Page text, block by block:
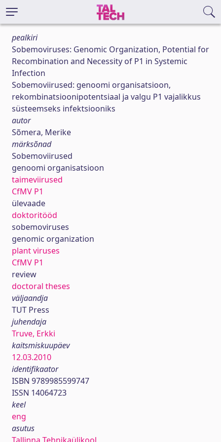
pealkiri
Sobemoviruses: Genomic Organization, Potential for
Recombination and Necessity of P1 in Systemic
Infection
Sobemoviirused: genoomi organisatsioon,
rekombinatsioonipotentsiaal ja valgu P1 vajalikkus
süsteemseks infektsiooniks
autor
Sõmera, Merike
märksõnad
Sobemoviirused
genoomi organisatsioon
taimeviirused
CfMV P1
ülevaade
doktoritööd
sobemoviruses
genomic organization
plant viruses
CfMV P1
review
doctoral theses
väljaandja
TUT Press
juhendaja
Truve, Erkki
kaitsmiskuupäev
12.03.2010
identifikaator
ISBN 9789985599747
ISSN 14064723
keel
eng
asutus